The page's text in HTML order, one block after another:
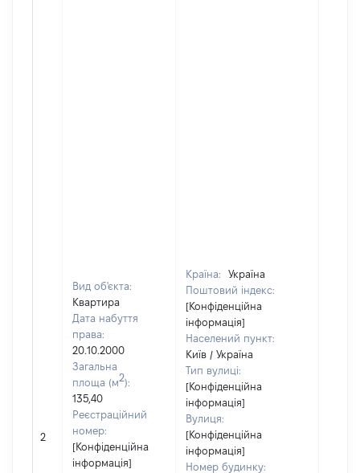
2
Вид об'єкта:
Квартира
Дата набуття
права:
20.10.2000
Загальна
площа (м2):
135,40
Реєстраційний
номер:
[Конфіденційна
інформація]
Країна:
Україна
Поштовий індекс:
[Конфіденційна
інформація]
Населений пункт:
Київ / Україна
Тип вулиці:
[Конфіденційна
інформація]
Вулиця:
[Конфіденційна
інформація]
Номер будинку: